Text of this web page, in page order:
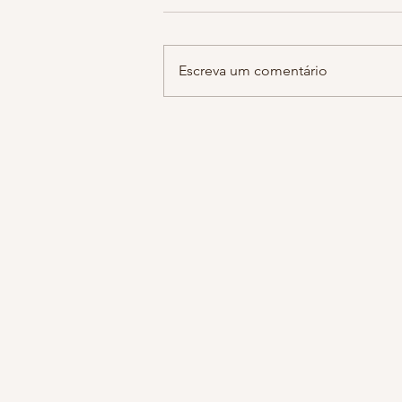
hoje estava falando com a minha
do cérebro sem se dar...
Escreva um comentário